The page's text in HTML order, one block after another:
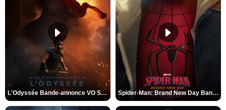
L'Odyssée Bande-annonce VO STFR Spider-Man: Brand New Day Bande-annonce VO STFR